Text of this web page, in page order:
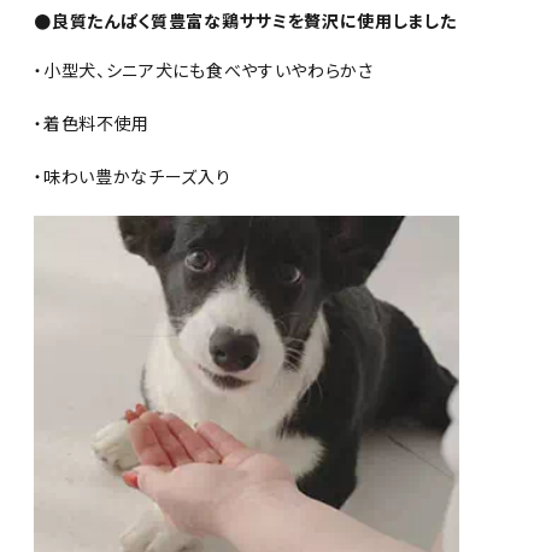
●良質たんぱく質豊富な鶏ササミを贅沢に使用しました
・小型犬、シニア犬にも食べやすいやわらかさ
・着色料不使用
・味わい豊かなチーズ入り